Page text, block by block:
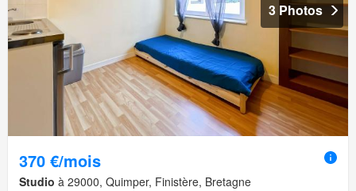
3 Photos
370 €/mois
Studio à 29000, Quimper, Finistère, Bretagne